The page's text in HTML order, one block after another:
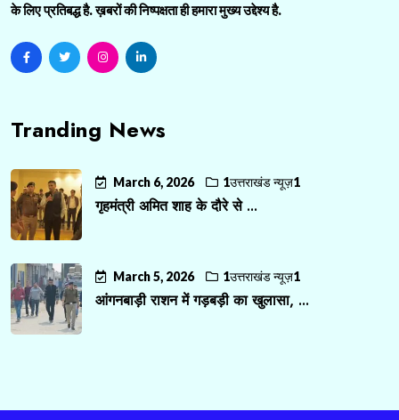
के लिए प्रतिबद्ध है. ख़बरों की निष्पक्षता ही हमारा मुख्य उद्देश्य है.
Tranding News
March 6, 2026 1उत्तराखंड न्यूज़1
गृहमंत्री अमित शाह के दौरे से ...
March 5, 2026 1उत्तराखंड न्यूज़1
आंगनबाड़ी राशन में गड़बड़ी का खुलासा, ...